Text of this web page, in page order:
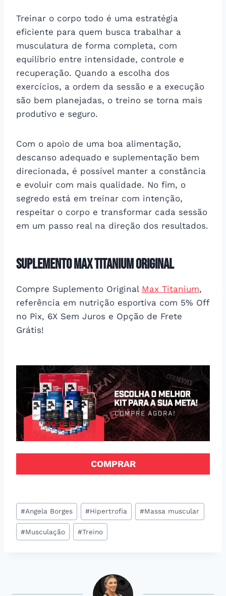
Treinar o corpo todo é uma estratégia
eficiente para quem busca trabalhar a
musculatura de forma completa, com
equilíbrio entre intensidade, controle e
recuperação. Quando a escolha dos
exercícios, a ordem da sessão e a execução
são bem planejadas, o treino se torna mais
produtivo e seguro.
Com o apoio de uma boa alimentação,
descanso adequado e suplementação bem
direcionada, é possível manter a constância
e evoluir com mais qualidade. No fim, o
segredo está em treinar com intenção,
respeitar o corpo e transformar cada sessão
em um passo real na direção dos resultados.
Suplemento Max Titanium Original
Compre Suplemento Original Max Titanium,
referência em nutrição esportiva com 5% Off
no Pix, 6X Sem Juros e Opção de Frete
Grátis!
COMPRAR
Tags
do
Post:
#Angela Borges #Hipertrofia #Massa muscular
#Musculação #Treino